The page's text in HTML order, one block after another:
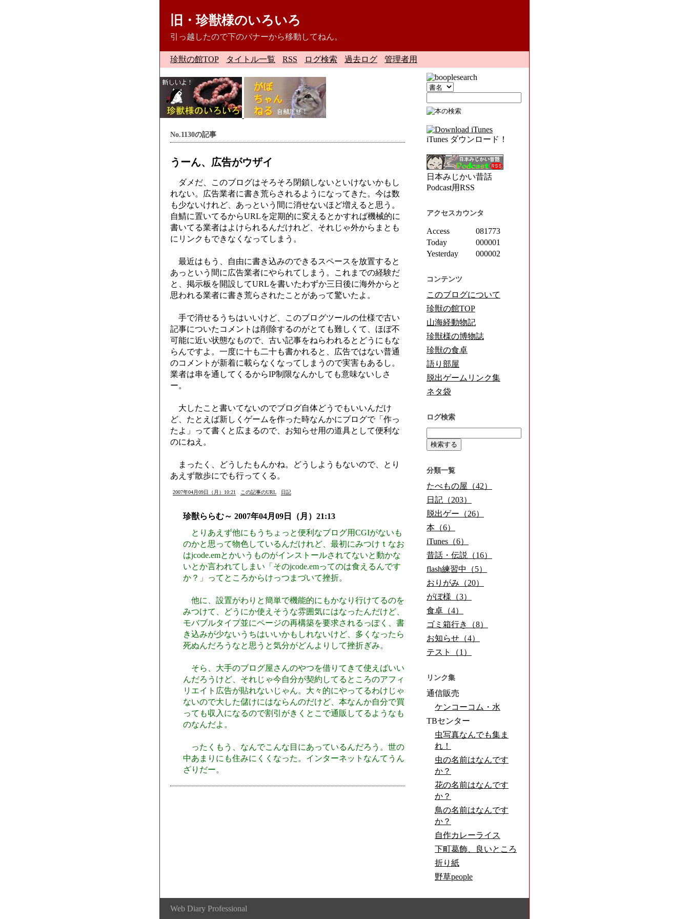
旧・珍獣様のいろいろ
引っ越したので下のバナーから移動してねん。
珍獣の館TOP タイトル一覧 RSS ログ検索 過去ログ 管理者用
iTunes ダウンロード！
日本みじかい昔話
Podcast用RSS
アクセスカウンタ
Access
081773
Today
000001
Yesterday
000002
コンテンツ
このブログについて
珍獣の館TOP
山海経動物記
珍獣様の博物誌
珍獣の食卓
語り部屋
脱出ゲームリンク集
ネタ袋
ログ検索
分類一覧
たべもの屋（42）
日記（203）
脱出ゲー（26）
本（6）
iTunes（6）
昔話・伝説（16）
flash練習中（5）
おりがみ（20）
がぼ様（3）
食卓（4）
ゴミ箱行き（8）
お知らせ（4）
テスト（1）
リンク集
通信販売
ケンコーコム・水
TBセンター
虫写真なんでも集ま
れ！
虫の名前はなんです
か？
花の名前はなんです
か？
鳥の名前はなんです
か？
自作カレーライス
下町葛飾、良いところ
折り紙
野草people
No.1130の記事
うーん、広告がウザイ
ダメだ、このブログはそろそろ閉鎖しないといけないかもし
れない。広告業者に書き荒らされるようになってきた。今は数
も少ないけれど、あっという間に消せないほど増えると思う。
自鯖に置いてるからURLを定期的に変えるとかすれば機械的に
書いてる業者はよけられるんだけれど、それじゃ外からまとも
にリンクもできなくなってしまう。
最近はもう、自由に書き込みのできるスペースを放置すると
あっという間に広告業者にやられてしまう。これまでの経験だ
と、掲示板を開設してURLを書いたわずか三日後に海外からと
思われる業者に書き荒らされたことがあって驚いたよ。
手で消せるうちはいいけど、このブログツールの仕様で古い
記事についたコメントは削除するのがとても難しくて、ほぼ不
可能に近い状態なもので、古い記事をねらわれるとどうにもな
らんですよ。一度に十も二十も書かれると、広告ではない普通
のコメントが新着に載らなくなってしまうので実害もあるし。
業者は串を通してくるからIP制限なんかしても意味ないしさ
ー。
大したこと書いてないのでブログ自体どうでもいいんだけ
ど、たとえば新しくゲームを作った時なんかにブログで「作っ
たよ」って書くと広まるので、お知らせ用の道具として便利な
のにねえ。
まったく、どうしたもんかね。どうしようもないので、とり
あえず散歩にでも行ってくる。
2007年04月09日（月）10:21 この記事のURL 日記
珍獣ららむ～ 2007年04月09日（月）21:13
とりあえず他にもうちょっと便利なブログ用CGIがないも
のかと思って物色しているんだけれど、最初にみつけｔなお
はjcode.emとかいうものがインストールされてないと動かな
いとか言われてしまい「そのjcode.emってのは食えるんです
か？」ってところからけっつまづいて挫折。
他に、設置がわりと簡単で機能的にもかなり行けてるのを
みつけて、どうにか使えそうな雰囲気にはなったんだけど、
モバブルタイプ並にページの再構築を要求されるっぽく、書
き込みが少ないうちはいいかもしれないけど、多くなったら
死ぬんだろうなと思うと気分がどんよりして挫折ぎみ。
そら、大手のブログ屋さんのやつを借りてきて使えばいい
んだろうけど、それじゃ今自分が契約してるところのアフィ
リエイト広告が貼れないじゃん。大々的にやってるわけじゃ
ないので大した儲けにはならんのだけど、本なんか自分で買
っても収入になるので割引がきくとこで通販してるようなも
のなんだよ。
ったくもう、なんでこんな目にあっているんだろう。世の
中あまりにも住みにくくなった。インターネットなんてうん
ざりだー。
Web Diary Professional